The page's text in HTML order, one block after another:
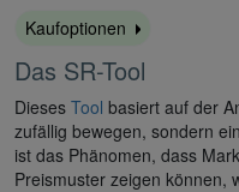
Kaufoptionen
Das SR-Tool
Dieses Tool basiert auf der
zufällig bewegen, sondern
ist das Phänomen, dass
Preismuster zeigen können,